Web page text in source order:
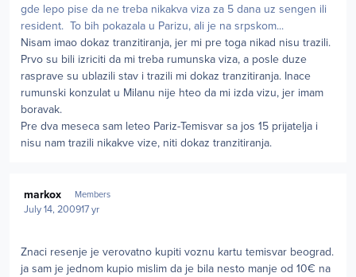
gde lepo pise da ne treba nikakva viza za 5 dana uz sengen ili
resident. To bih pokazala u Parizu, ali je na srpskom...
Nisam imao dokaz tranzitiranja, jer mi pre toga nikad nisu trazili.
Prvo su bili izriciti da mi treba rumunska viza, a posle duze
rasprave su ublazili stav i trazili mi dokaz tranzitiranja. Inace
rumunski konzulat u Milanu nije hteo da mi izda vizu, jer imam
boravak.
Pre dva meseca sam leteo Pariz-Temisvar sa jos 15 prijatelja i
nisu nam trazili nikakve vize, niti dokaz tranzitiranja.
markox Members
July 14, 200917 yr
Znaci resenje je verovatno kupiti voznu kartu temisvar beograd.
ja sam je jednom kupio mislim da je bila nesto manje od 10€ na